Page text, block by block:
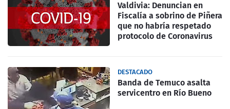
Valdivia: Denuncian en
Fiscalía a sobrino de Piñera
que no habría respetado
protocolo de Coronavirus
DESTACADO
Banda de Temuco asalta
servicentro en Río Bueno